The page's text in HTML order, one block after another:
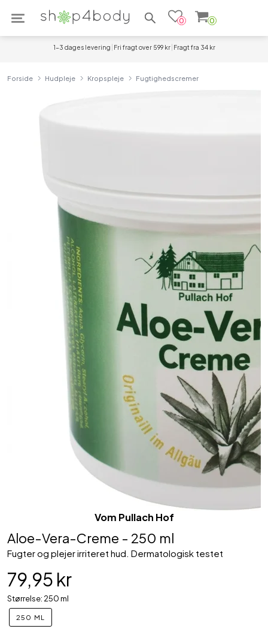
Søg efter produkter
0 0
1-3 dages levering Fri fragt over 599 kr Fragt fra 34 kr
Forside Hudpleje Kropspleje Fugtighedscremer
Vom Pullach Hof
Aloe-Vera-Creme - 250 ml
Fugter og plejer irriteret hud. Dermatologisk testet
79,95 kr
Størrelse: 250 ml
250 ML